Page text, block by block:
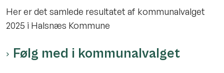
Her er det samlede resultatet af kommunalvalget
2025 i Halsnæs Kommune
Følg med i kommunalvalget